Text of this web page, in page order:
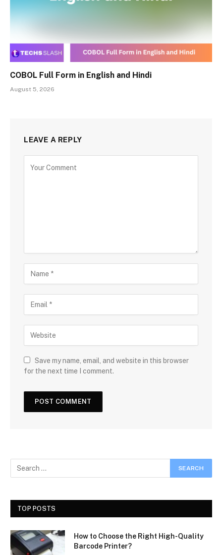
COBOL Full Form in English and Hindi
August 5, 2026
LEAVE A REPLY
Save my name, email, and website in this browser
for the next time I comment.
TOP POSTS
How to Choose the Right High-Quality
Barcode Printer?